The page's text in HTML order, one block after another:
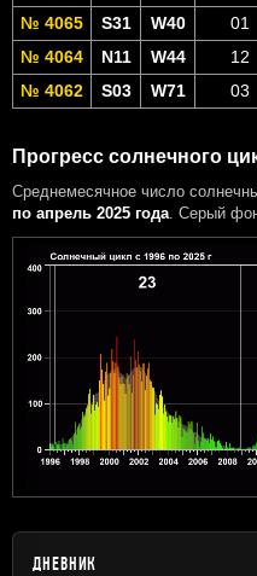
№ 4065
S31 W40 01
№ 4064
N11 W44 12
№ 4062
S03 W71 03
Прогресс солнечного
Среднемесячное число
по апрель 2025 года . Серый
ДНЕВНИК